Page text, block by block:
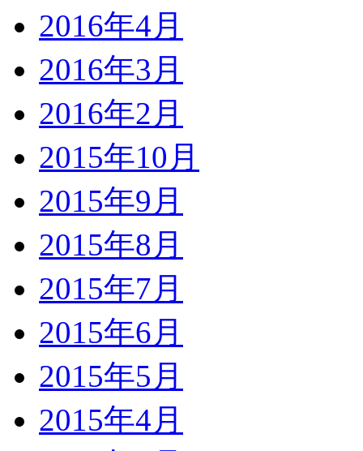
2016年4月
2016年3月
2016年2月
2015年10月
2015年9月
2015年8月
2015年7月
2015年6月
2015年5月
2015年4月